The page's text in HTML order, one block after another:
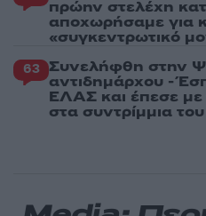
πρώην στελέχη
αποχωρήσαμε για
«συγκεντρωτικό
63 Συνελήφθη στην
αντιδημάρχου -
ΕΛΑΣ και έπεσε με
στα συντρίμμια